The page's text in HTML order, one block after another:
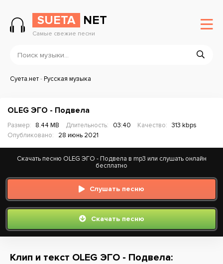
SUETA NET
Самые свежие песни
Суета.нет-Русская музыка
OLEG ЭГО - Подвела
Размер: 8.44 MB Длительность: 03:40 Качество:
313 kbps
Опубликовано:
28 июнь 2021
Скачать песню OLEG ЭГО - Подвела в mp3 или слушать онлайн
бесплатно
Слушать песню
Скачать песню
Клип и текст OLEG ЭГО - Подвела: